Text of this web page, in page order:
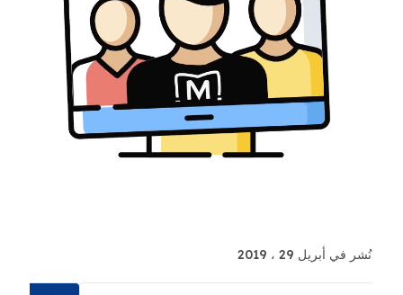
نُشر في أبريل 29 ، 2019